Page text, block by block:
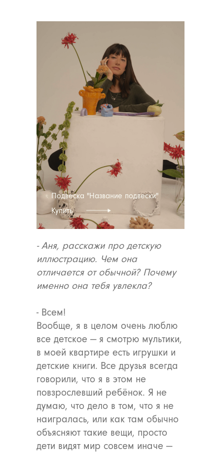
- Аня, расскажи про детскую
иллюстрацию. Чем она
отличается от обычной? Почему
именно она тебя увлекла?
- Всем!
Вообще, я в целом очень люблю
все детское — я смотрю мультики,
в моей квартире есть игрушки и
детские книги. Все друзья всегда
говорили, что я в этом не
повзрослевший ребёнок. Я не
думаю, что дело в том, что я не
наигралась, или как там обычно
объясняют такие вещи, просто
дети видят мир совсем иначе —
Подвеска "Название подвески"
Купить